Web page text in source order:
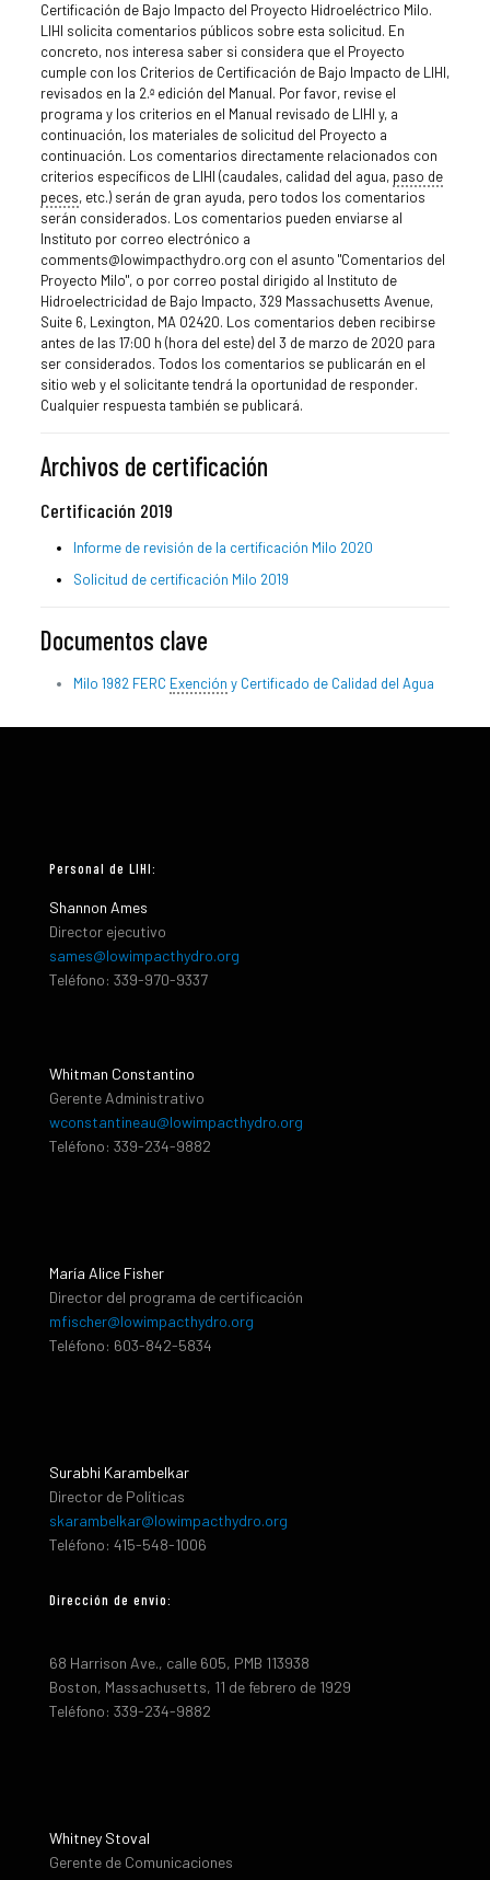
Certificación de Bajo Impacto del Proyecto Hidroeléctrico Milo.
LIHI solicita comentarios públicos sobre esta solicitud. En
concreto, nos interesa saber si considera que el Proyecto
cumple con los Criterios de Certificación de Bajo Impacto de LIHI,
revisados en la 2.ª edición del Manual. Por favor, revise el
programa y los criterios en el Manual revisado de LIHI y, a
continuación, los materiales de solicitud del Proyecto a
continuación. Los comentarios directamente relacionados con
criterios específicos de LIHI (caudales, calidad del agua, paso de
peces, etc.) serán de gran ayuda, pero todos los comentarios
serán considerados. Los comentarios pueden enviarse al
Instituto por correo electrónico a
comments@lowimpacthydro.org con el asunto "Comentarios del
Proyecto Milo", o por correo postal dirigido al Instituto de
Hidroelectricidad de Bajo Impacto, 329 Massachusetts Avenue,
Suite 6, Lexington, MA 02420. Los comentarios deben recibirse
antes de las 17:00 h (hora del este) del 3 de marzo de 2020 para
ser considerados. Todos los comentarios se publicarán en el
sitio web y el solicitante tendrá la oportunidad de responder.
Cualquier respuesta también se publicará.
Archivos de certificación
Certificación 2019
Informe de revisión de la certificación Milo 2020
Solicitud de certificación Milo 2019
Documentos clave
Milo 1982 FERC Exención y Certificado de Calidad del Agua
Personal de LIHI:
Shannon Ames
Director ejecutivo
sames@lowimpacthydro.org
Teléfono: 339-970-9337
Whitman Constantino
Gerente Administrativo
wconstantineau@lowimpacthydro.org
Teléfono: 339-234-9882
María Alice Fisher
Director del programa de certificación
mfischer@lowimpacthydro.org
Teléfono: 603-842-5834
Surabhi Karambelkar
Director de Políticas
skarambelkar@lowimpacthydro.org
Teléfono: 415-548-1006
Dirección de envio:
68 Harrison Ave., calle 605, PMB 113938
Boston, Massachusetts, 11 de febrero de 1929
Teléfono: 339-234-9882
Whitney Stoval
Gerente de Comunicaciones